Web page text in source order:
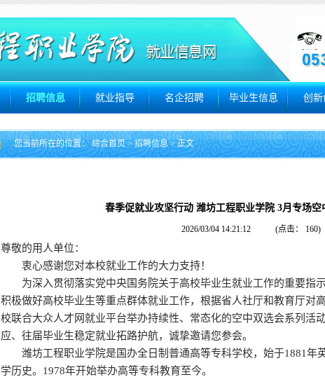
招聘信息 就业指导 名企招聘 毕业生信息 创新
您当前所在的位置：综合首页>招聘信息> 正文
春季促就业攻坚行动 潍坊工程职业学院 3月专场空
2026/03/04 14:21:12 (点击： 160)
尊敬的用人单位：
衷心感谢您对本校就业工作的大力支持！
为深入贯彻落实党中央国务院关于高校毕业生就业工作的重要指示
积极做好高校毕业生等重点群体就业工作，根据省人社厅和教育厅对
校联合大众人才网就业平台举办持续性、常态化的空中双选会系列活
应、往届毕业生稳定就业拓路护航，诚挚邀请您参会。
潍坊工程职业学院是国办全日制普通高等专科学校，始于1881年
学历史。1978年开始举办高等专科教育至今。